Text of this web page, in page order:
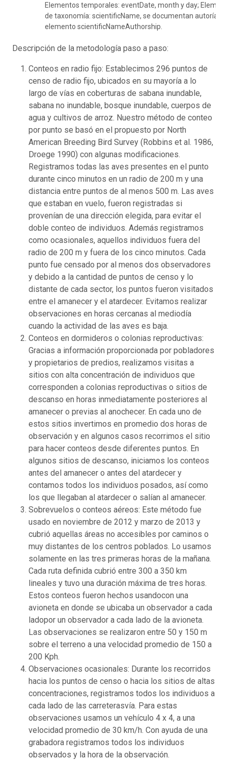
Elementos temporales: eventDate, month y day;
de taxonomía: scientificName, se documentan autorías
elemento scientificNameAuthorship.
Descripción de la metodología paso a paso:
Conteos en radio fijo: Establecimos 296 puntos de
censo de radio fijo, ubicados en su mayoría a lo
largo de vías en coberturas de sabana inundable,
sabana no inundable, bosque inundable, cuerpos de
agua y cultivos de arroz. Nuestro método de conteo
por punto se basó en el propuesto por North
American Breeding Bird Survey (Robbins et al. 1986,
Droege 1990) con algunas modificaciones.
Registramos todas las aves presentes en el punto
durante cinco minutos en un radio de 200 m y una
distancia entre puntos de al menos 500 m. Las aves
que estaban en vuelo, fueron registradas si
provenían de una dirección elegida, para evitar el
doble conteo de individuos. Además registramos
como ocasionales, aquellos individuos fuera del
radio de 200 m y fuera de los cinco minutos. Cada
punto fue censado por al menos dos observadores
y debido a la cantidad de puntos de censo y lo
distante de cada sector, los puntos fueron visitados
entre el amanecer y el atardecer. Evitamos realizar
observaciones en horas cercanas al mediodía
cuando la actividad de las aves es baja.
Conteos en dormideros o colonias reproductivas:
Gracias a información proporcionada por pobladores
y propietarios de predios, realizamos visitas a
sitios con alta concentración de individuos que
corresponden a colonias reproductivas o sitios de
descanso en horas inmediatamente posteriores al
amanecer o previas al anochecer. En cada uno de
estos sitios invertimos en promedio dos horas de
observación y en algunos casos recorrimos el sitio
para hacer conteos desde diferentes puntos. En
algunos sitios de descanso, iniciamos los conteos
antes del amanecer o antes del atardecer y
contamos todos los individuos posados, así como
los que llegaban al atardecer o salían al amanecer.
Sobrevuelos o conteos aéreos: Este método fue
usado en noviembre de 2012 y marzo de 2013 y
cubrió aquellas áreas no accesibles por caminos o
muy distantes de los centros poblados. Lo usamos
solamente en las tres primeras horas de la mañana.
Cada ruta definida cubrió entre 300 a 350 km
lineales y tuvo una duración máxima de tres horas.
Estos conteos fueron hechos usandocon una
avioneta en donde se ubicaba un observador a cada
ladopor un observador a cada lado de la avioneta.
Las observaciones se realizaron entre 50 y 150 m
sobre el terreno a una velocidad promedio de 150 a
200 Kph.
Observaciones ocasionales: Durante los recorridos
hacia los puntos de censo o hacia los sitios de altas
concentraciones, registramos todos los individuos a
cada lado de las carreterasvía. Para estas
observaciones usamos un vehículo 4 x 4, a una
velocidad promedio de 30 km/h. Con ayuda de una
grabadora registramos todos los individuos
observados y la hora de la observación.